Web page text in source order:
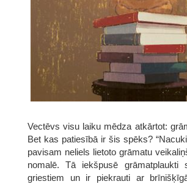
Vectēvs visu laiku mēdza atkārtot:
Bet kas patiesībā ir šis spēks?
pavisam neliels lietoto grāmatu
nomalē. Tā iekšpusē grāmatplaukti
griestiem un ir piekrauti ar